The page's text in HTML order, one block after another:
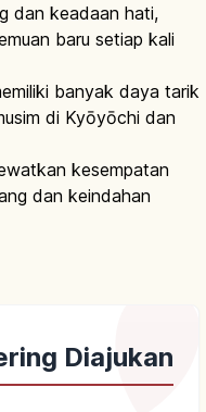
dan keadaan hati,
baru setiap kali
banyak daya tarik
di Kyōyōchi dan
kesempatan
dan keindahan
Diajukan